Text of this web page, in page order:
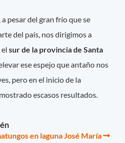
pesar del gran frío que se
del país, nos dirigimos a
elsur de la provincia de Santa
ese espejo que antaño nos
pero en el inicio de la
escasos resultados.
en laguna José María